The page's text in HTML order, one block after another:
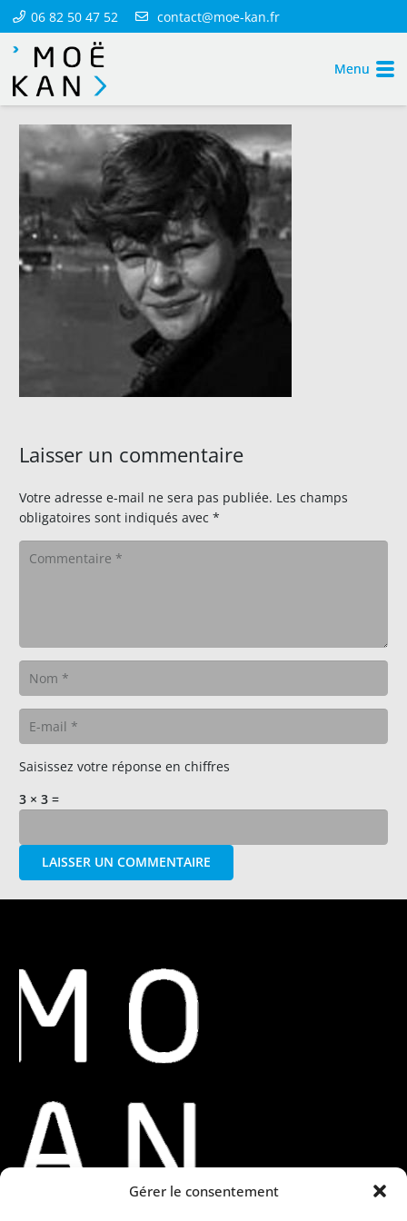
Gérer le consentement
06 82 50 47 52 contact@moe-kan.fr
Menu
Laisser un commentaire
Votre adresse e-mail ne sera pas publiée. Les champs
obligatoires sont indiqués avec *
Saisissez votre réponse en chiffres
3 × 3 =
LAISSER UN COMMENTAIRE